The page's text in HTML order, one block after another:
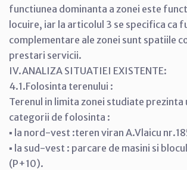
functiunea dominanta a zonei este
locuire, iar la articolul 3 se specifica ca
complementare ale zonei sunt spatiile
prestari servicii.
IV.ANALIZA SITUATIEI EXISTENTE:
4.1.Folosinta terenului :
Terenul in limita zonei studiate
categorii de folosinta :
▪ la nord-vest :teren viran A.Vlaicu
▪ la sud-vest : parcare de masini si
(P+10).